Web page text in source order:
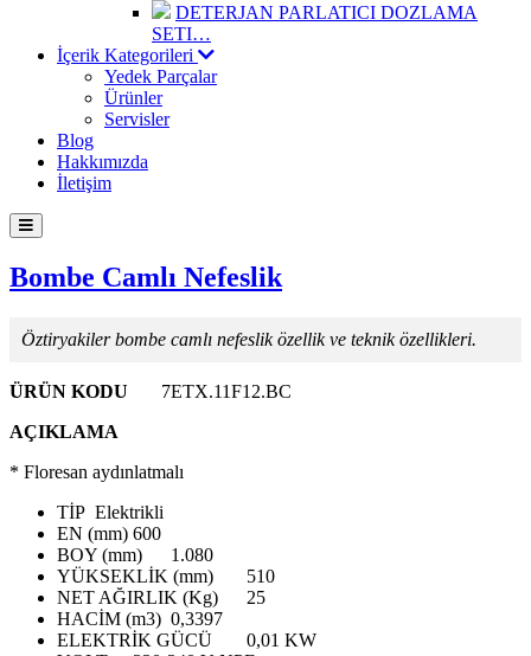
DETERJAN PARLATICI DOZLAMA
SETI…
İçerik Kategorileri
Yedek Parçalar
Ürünler
Servisler
Blog
Hakkımızda
İletişim
Bombe Camlı Nefeslik
Öztiryakiler bombe camlı nefeslik özellik ve teknik özellikleri.
ÜRÜN KODU
7ETX.11F12.BC
AÇIKLAMA
* Floresan aydınlatmalı
TİP Elektrikli
EN (mm) 600
BOY (mm)
1.080
YÜKSEKLİK (mm)
510
NET AĞIRLIK (Kg)
25
HACİM (m3) 0,3397
ELEKTRİK GÜCÜ
0,01 KW